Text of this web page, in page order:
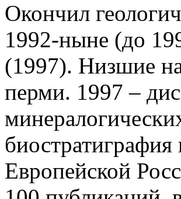
Окончил
1992-ныне (до
(1997). Низшие
перми. 1997 –
биостратиграфия
Европейской